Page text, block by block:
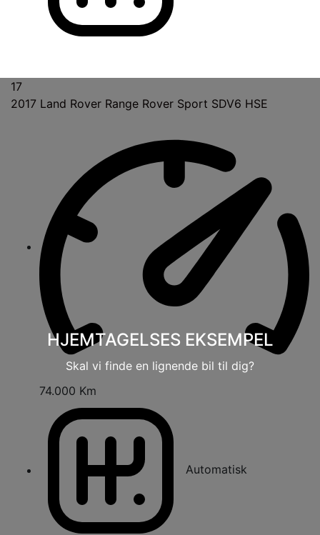
17
HJEMTAGELSES EKSEMPEL
Skal vi finde en lignende bil til dig?
2017 Land Rover Range Rover Sport SDV6 HSE
74.000 Km
Automatisk